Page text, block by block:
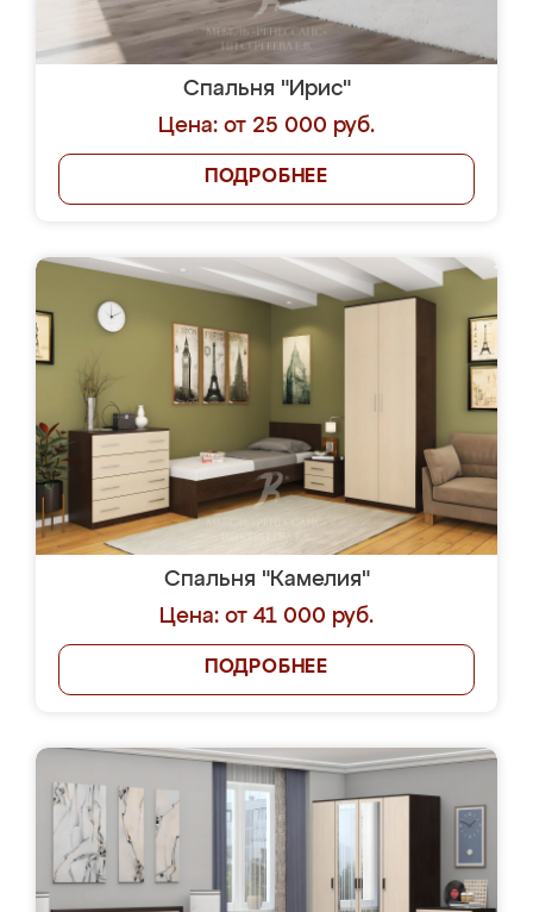
Спальня "Ирис"
Цена: от 25 000 руб.
ПОДРОБНЕЕ
Спальня "Камелия"
Цена: от 41 000 руб.
ПОДРОБНЕЕ